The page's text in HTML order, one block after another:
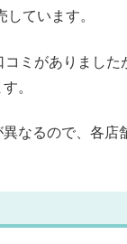
しています。
ミがありました
。
なるので、各店